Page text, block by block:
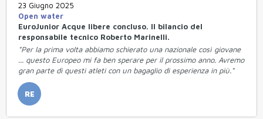
23 Giugno 2025
Open water
EuroJunior Acque libere concluso. Il bilancio del
responsabile tecnico Roberto Marinelli.
"Per la prima volta abbiamo schierato una nazionale così giovane
... questo Europeo mi fa ben sperare per il prossimo anno. Avremo
gran parte di questi atleti con un bagaglio di esperienza in più."
RE